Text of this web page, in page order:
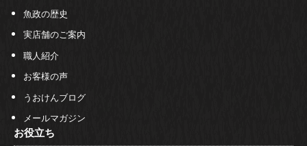
魚政の歴史
実店舗のご案内
職人紹介
お客様の声
うおけんブログ
メールマガジン
お役立ち